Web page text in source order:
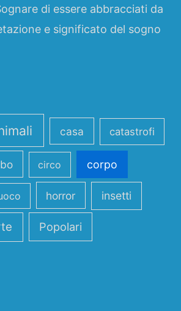
di essere abbracciati da
e significato del sogno
casa catastrofi
circo corpo
horror insetti
Popolari